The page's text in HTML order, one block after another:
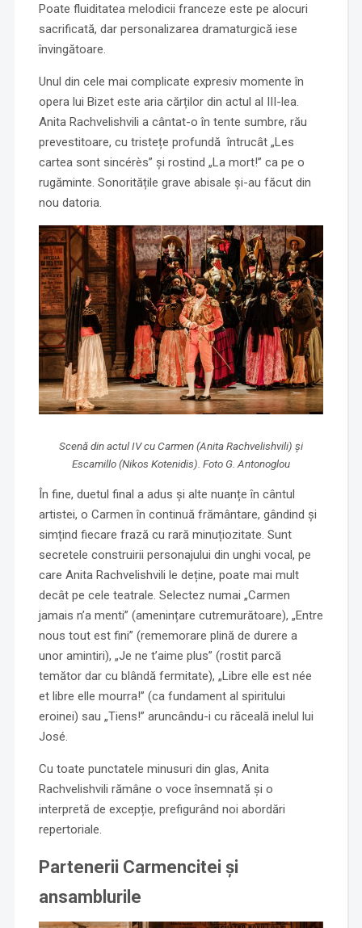
Poate fluiditatea melodicii franceze este pe alocuri
sacrificată, dar personalizarea dramaturgică iese
învingătoare.
Unul din cele mai complicate expresiv momente în
opera lui Bizet este aria cărților din actul al III-lea.
Anita Rachvelishvili a cântat-o în tente sumbre, rău
prevestitoare, cu tristețe profundă întrucât „Les
cartea sont sincérès” și rostind „La mort!” ca pe o
rugăminte. Sonoritățile grave abisale și-au făcut din
nou datoria.
Scenă din actul IV cu Carmen (Anita Rachvelishvili) și
Escamillo (Nikos Kotenidis). Foto G. Antonoglou
În fine, duetul final a adus și alte nuanțe în cântul
artistei, o Carmen în continuă frământare, gândind și
simțind fiecare frază cu rară minuțiozitate. Sunt
secretele construirii personajului din unghi vocal, pe
care Anita Rachvelishvili le deține, poate mai mult
decât pe cele teatrale. Selectez numai „Carmen
jamais n’a menti” (amenințare cutremurătoare), „Entre
nous tout est fini” (rememorare plină de durere a
unor amintiri), „Je ne t’aime plus” (rostit parcă
temător dar cu blândă fermitate), „Libre elle est née
et libre elle mourra!” (ca fundament al spiritului
eroinei) sau „Tiens!” aruncându-i cu răceală inelul lui
José.
Cu toate punctatele minusuri din glas, Anita
Rachvelishvili rămâne o voce însemnată și o
interpretă de excepție, prefigurând noi abordări
repertoriale.
Partenerii Carmencitei și
ansamblurile